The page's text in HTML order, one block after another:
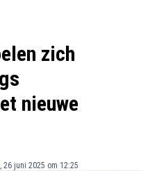
zich
nieuwe
26 juni 2025 om 12:25